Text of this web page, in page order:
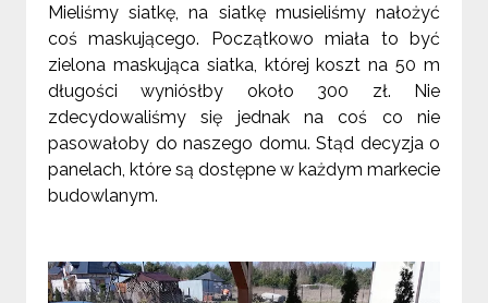
Mieliśmy siatkę, na siatkę musieliśmy nałożyć
coś maskującego. Początkowo miała to być
zielona maskująca siatka, której koszt na 50 m
długości wyniósłby około 300 zł. Nie
zdecydowaliśmy się jednak na coś co nie
pasowałoby do naszego domu. Stąd decyzja o
panelach, które są dostępne w każdym markecie
budowlanym.